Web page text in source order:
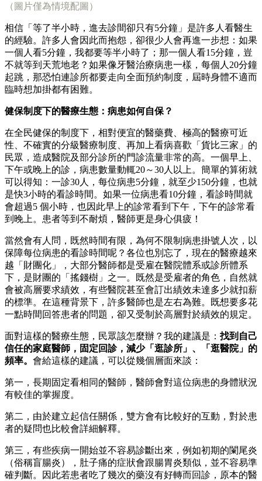
（圖片僅為情境配圖）
相信「等了半小時，進去診間卻只有5分鐘」是許多人看醫生
的經驗。許多人會因此而抱怨，卻很少人會再進一步想：如果
一個人看5分鐘，我都要等半小時了；那一個人看15分鐘，豈
不就等到天荒地老？如果像牙醫治療病患一樣，每個人20分鐘
起跳，那恐怕連診所都要走向全面預約制度，屆時身體不適而
臨時想加掛都有困難。
健保制度下的醫療生態：病患如何自保？
在全民健保的制度下，相對便宜的醫藥費、極高的醫療可近
性、不確實的分級醫療制度、再加上看病喜歡「貨比三家」的
民眾，造成醫院及部分診所的門診流量非常的高。一個早上、
下午或晚上的診，病患數量動輒20～30人以上。簡單的算術就
可以得知：一診30人，每位病患5分鐘，就至少150分鐘，也就
是快3小時的看診時間。如果一位病患看10分鐘，看診時間就
會超過5 個小時，也因此早上的診常看到下午，下午的診常看
到晚上。患者等到不耐煩，醫師更是身心俱疲！
當然會有人問，既然時間有限，為何不限制病患掛號人次，以
保障每位病患的看診時間呢？各位也別忘了，現在的醫療越來
越「財團化」，大部分醫師都是受雇在醫院體系或診所體系
下，是財團的「搖錢樹」之一。既然是受雇者的角色，自然就
會被高層要求績效，有些醫院甚至會訂出績效未達多少就扣薪
的標準。在這種背景下，許多醫師也是左右為難。既想要多花
一點時間回答患者的問題，卻又受制於高層對於績效的規定。
面對這樣的醫療生態，民眾該怎麼辦？我的建議是： 找到自己
信任的家庭醫師，固定回診，減少「逛診所」、「逛醫院」的
頻率。 會給這樣的建議，可以從幾個層面來談：
第一，長期固定看相同的醫師，醫師會對這位病患的身體狀況
有較佳的掌握度。
第二，由於建立起信任關係，雙方會有比較好的互動，對於患
者的疑問也比較會詳細解釋。
第三，有些疾病一開始並不容易診斷出來，例如初期的闌尾炎
（俗稱盲腸炎），肚子痛的症狀會跟腸胃炎類似，並不容易準
確判斷。因此若患者吃了幾次的藥沒有好轉而回診，原本的醫